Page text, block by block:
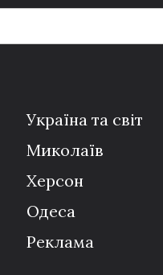
Україна та світ
Миколаїв
Херсон
Одеса
Реклама